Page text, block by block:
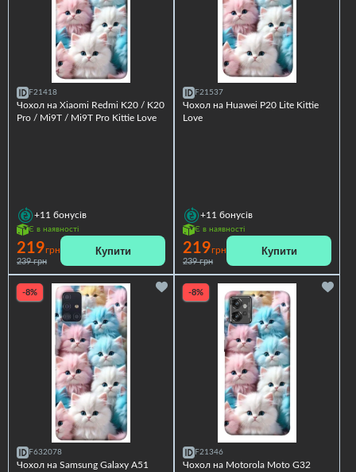
F21418
Чохол на Xiaomi Redmi K20 / K20
Pro / Mi9T / Mi9T Pro Kittie Love
+11 бонусів
Є в наявності
219грн
239 грн
Купити
F21537
Чохол на Huawei P20 Lite Kittie
Love
+11 бонусів
Є в наявності
219грн
239 грн
Купити
-8%
F632078
Чохол на Samsung Galaxy A51
-8%
F21346
Чохол на Motorola Moto G32